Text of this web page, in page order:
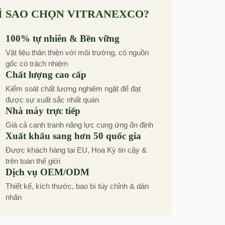
SAO CHỌN VITRANEXCO?
100% tự nhiên & Bền vững
Vật liệu thân thiện với môi trường, có nguồn
gốc có trách nhiệm
Chất lượng cao cấp
Kiểm soát chất lượng nghiêm ngặt để đạt
được sự xuất sắc nhất quán
Nhà máy trực tiếp
Giá cả cạnh tranh năng lực cung ứng ổn định
Xuất khẩu sang hơn 50 quốc gia
Được khách hàng tại EU, Hoa Kỳ tin cậy &
trên toàn thế giới
Dịch vụ OEM/ODM
Thiết kế, kích thước, bao bì tùy chỉnh & dán
nhãn